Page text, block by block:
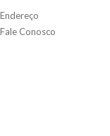
Endereço
Fale Conosco